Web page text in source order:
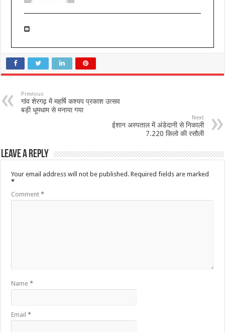
Previous
गांव शेरगढ़ में महर्षि कश्यप प्रकाश उत्सव
बड़ी धूमधाम से मनाया गया
Next
ईशान अस्पताल में अंडेदानी से निकाली
7.220 किलो की रसौली
Leave a Reply
Your email address will not be published. Required fields are marked
*
Comment*
Name*
Email*